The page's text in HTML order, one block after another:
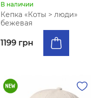
В наличии
Кепка «Коты > люди»
бежевая
1199 грн